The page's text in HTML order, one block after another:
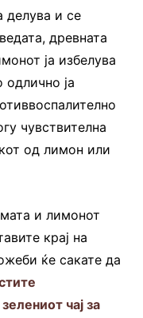
делува и се
древната
ја избелува
ја
чувствителна
од лимон или
и лимонот
крај на
ќе сакате да
чај за